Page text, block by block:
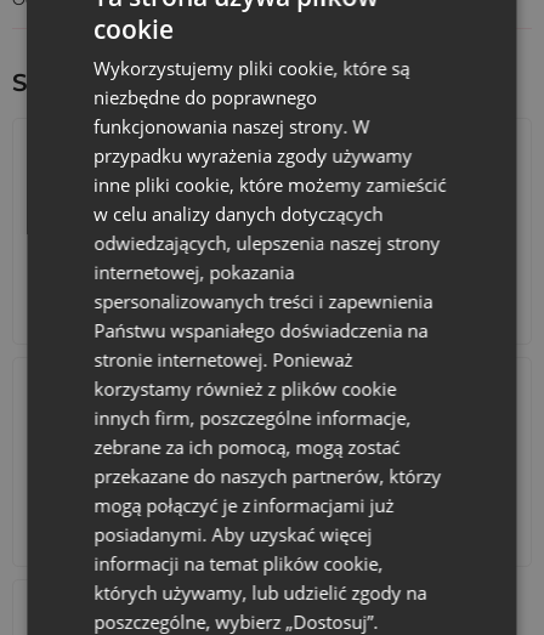
3. Różnorodność kolorów
Mix kolorów dostępnych w zestawie pozwala na
dopasowanie woreczków do różnych okazji i stylów. Możesz
wybrać kolor, który najlepiej pasuje do Twojej marki lub
konkretnego wydarzenia.
Pomysły na dekorację
1. Dekoracje świąteczne
Woreczki jutowe są idealnym dodatkiem do dekoracji
świątecznych. Możesz je wypełnić małymi upominkami,
słodyczami lub ozdobami choinkowymi, tworząc w ten
sposób niepowtarzalne i ekologiczne prezenty.
2. Aranżacje weselne
Na weselach woreczki jutowe mogą służyć jako eleganckie
opakowania na podziękowania dla gości. Wystarczy dodać
personalizowany nadruk z datą ślubu i imionami młodej
pary, aby stworzyć wyjątkową pamiątkę.
3. Organizacja przestrzeni
W domach i biurach woreczki jutowe można wykorzystać do
organizacji przestrzeni. Dzięki nim łatwo uporządkujesz
drobne przedmioty, takie jak biżuteria, kosmetyki czy
akcesoria biurowe, jednocześnie dodając wnętrzom
naturalnego uroku.
Sprawdź inne ciekawe produkty:
Kalendarze adwentowe Torby bawełniane
Akcesoria i dekoracje
cookie
Wykorzystujemy pliki cookie, które są
niezbędne do poprawnego
funkcjonowania naszej strony. W
przypadku wyrażenia zgody używamy
inne pliki cookie, które możemy zamieścić
w celu analizy danych dotyczących
odwiedzających, ulepszenia naszej strony
internetowej, pokazania
spersonalizowanych treści i zapewnienia
Państwu wspaniałego doświadczenia na
stronie internetowej. Ponieważ
korzystamy również z plików cookie
innych firm, poszczególne informacje,
zebrane za ich pomocą, mogą zostać
przekazane do naszych partnerów, którzy
mogą połączyć je z informacjami już
posiadanymi. Aby uzyskać więcej
informacji na temat plików cookie,
których używamy, lub udzielić zgody na
poszczególne, wybierz „Dostosuj”.